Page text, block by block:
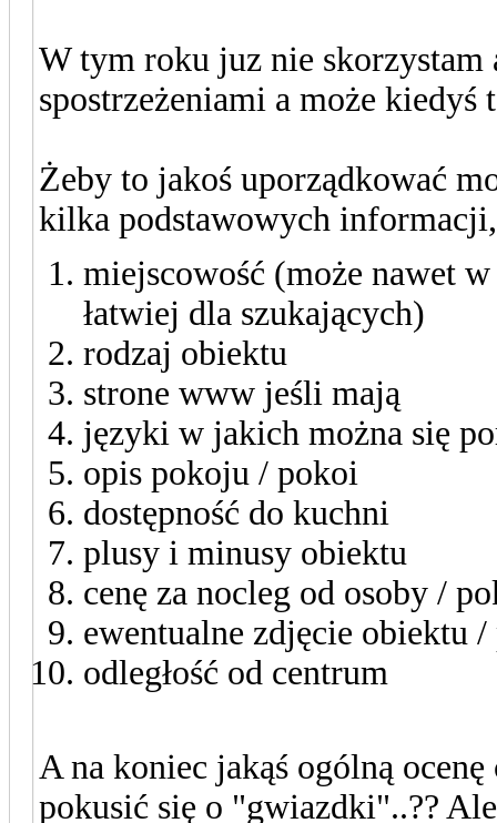
W tym roku juz nie
spostrzeżeniami a może
Żeby to jakoś uporządkować
kilka podstawowych
miejscowość (może nawet
łatwiej dla szukających)
rodzaj obiektu
strone www jeśli mają
języki w jakich można się
opis pokoju / pokoi
dostępność do kuchni
plusy i minusy obiektu
cenę za nocleg od osoby /
ewentualne zdjęcie obiektu
odległość od centrum
A na koniec jakąś ogólną
pokusić się o "gwiazdki"..??